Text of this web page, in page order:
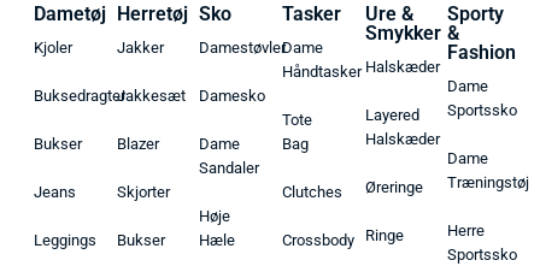
Dametøj
Kjoler
Buksedragter
Bukser
Jeans
Leggings
Herretøj
Jakker
Jakkesæt
Blazer
Skjorter
Bukser
Sko
Damestøvler
Damesko
Dame
Sandaler
Høje
Hæle
Tasker
Dame
Håndtasker
Tote
Bag
Clutches
Crossbody
Ure &
Smykker
Halskæder
Layered
Halskæder
Øreringe
Ringe
Sporty
&
Fashion
Dame
Sportssko
Dame
Træningstøj
Herre
Sportssko